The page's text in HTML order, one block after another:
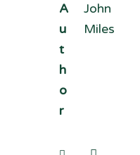
A
u
t
h
o
r
John
Miles